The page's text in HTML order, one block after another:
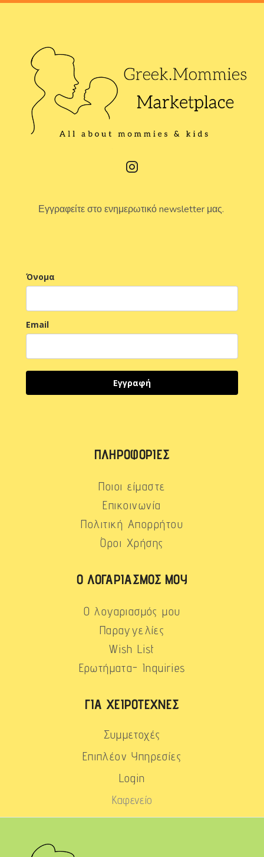
Εγγραφείτε στο ενημερωτικό newsletter μας.
Όνομα
Email
Εγγραφή
ΠΛΗΡΟΦΟΡΊΕΣ
Ποιοι είμαστε
Επικοινωνία
Πολιτική Απορρήτου
Όροι Χρήσης
Ο ΛΟΓΑΡΙΑΣΜΌΣ ΜΟΥ
Ο λογαριασμός μου
Παραγγελίες
Wish List
Ερωτήματα- Inquiries
ΓΙΑ ΧΕΙΡΟΤΈΧΝΕΣ
Συμμετοχές
Επιπλέον Υπηρεσίες
Login
Καφενείο